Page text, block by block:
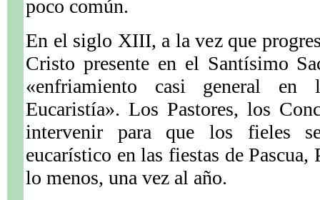
poco común.
En el siglo XIII, a la vez que
Cristo presente en el Santísimo
«enfriamiento casi general en
Eucaristía». Los Pastores, los
intervenir para que los fieles
eucarístico en las fiestas de Pascua,
lo menos, una vez al año.